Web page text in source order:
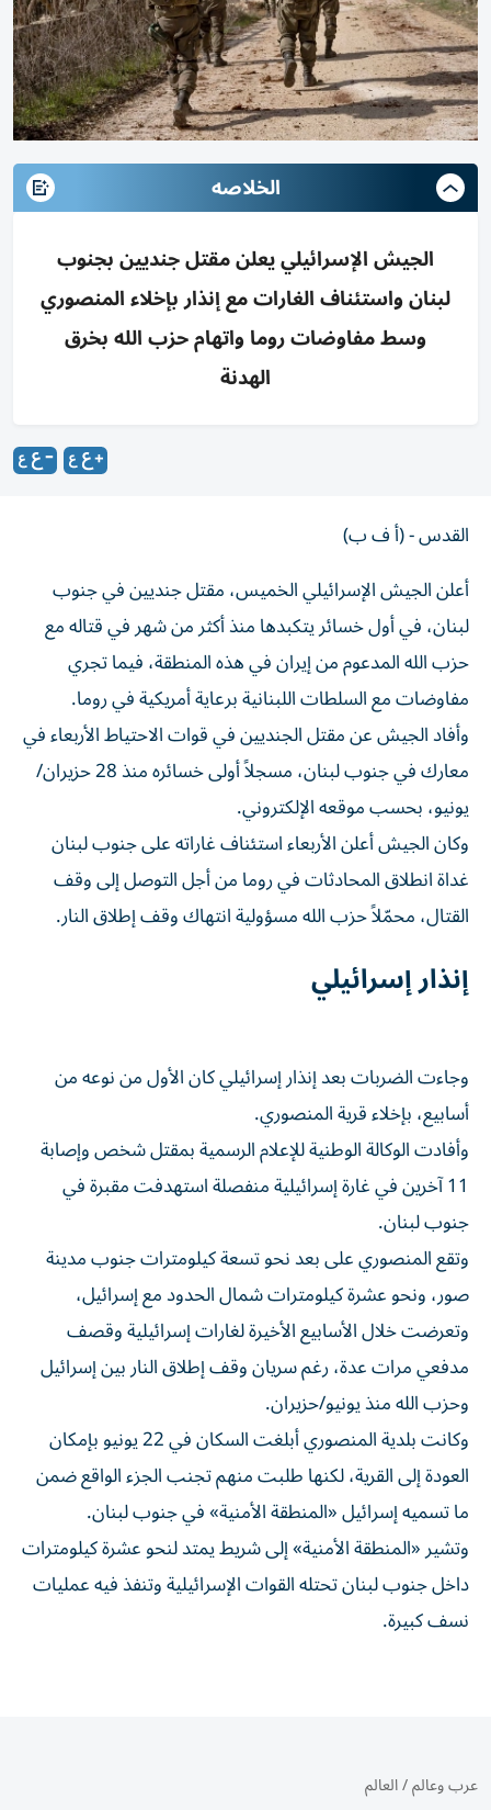
الخلاصه
الجيش الإسرائيلي يعلن مقتل جنديين بجنوب
لبنان واستئناف الغارات مع إنذار بإخلاء المنصوري
وسط مفاوضات روما واتهام حزب الله بخرق
الهدنة
القدس - (أ ف ب)
أعلن الجيش الإسرائيلي الخميس، مقتل جنديين في جنوب
لبنان، في أول خسائر يتكبدها منذ أكثر من شهر في قتاله مع
حزب الله المدعوم من إيران في هذه المنطقة، فيما تجري
مفاوضات مع السلطات اللبنانية برعاية أمريكية في روما.
وأفاد الجيش عن مقتل الجنديين في قوات الاحتياط الأربعاء في
معارك في جنوب لبنان، مسجلاً أولى خسائره منذ 28 حزيران/
يونيو، بحسب موقعه الإلكتروني.
وكان الجيش أعلن الأربعاء استئناف غاراته على جنوب لبنان
غداة انطلاق المحادثات في روما من أجل التوصل إلى وقف
القتال، محمّلاً حزب الله مسؤولية انتهاك وقف إطلاق النار.
إنذار إسرائيلي
وجاءت الضربات بعد إنذار إسرائيلي كان الأول من نوعه من
أسابيع، بإخلاء قرية المنصوري.
وأفادت الوكالة الوطنية للإعلام الرسمية بمقتل شخص وإصابة
11 آخرين في غارة إسرائيلية منفصلة استهدفت مقبرة في
جنوب لبنان.
وتقع المنصوري على بعد نحو تسعة كيلومترات جنوب مدينة
صور، ونحو عشرة كيلومترات شمال الحدود مع إسرائيل،
وتعرضت خلال الأسابيع الأخيرة لغارات إسرائيلية وقصف
مدفعي مرات عدة، رغم سريان وقف إطلاق النار بين إسرائيل
وحزب الله منذ يونيو/حزيران.
وكانت بلدية المنصوري أبلغت السكان في 22 يونيو بإمكان
العودة إلى القرية، لكنها طلبت منهم تجنب الجزء الواقع ضمن
ما تسميه إسرائيل «المنطقة الأمنية» في جنوب لبنان.
وتشير «المنطقة الأمنية» إلى شريط يمتد لنحو عشرة كيلومترات
داخل جنوب لبنان تحتله القوات الإسرائيلية وتنفذ فيه عمليات
نسف كبيرة.
عرب وعالم/العالم